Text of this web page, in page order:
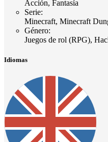
Acción, Fantasía
Serie:
Minecraft, Minecraft
Género:
Juegos de rol (RPG),
Idiomas